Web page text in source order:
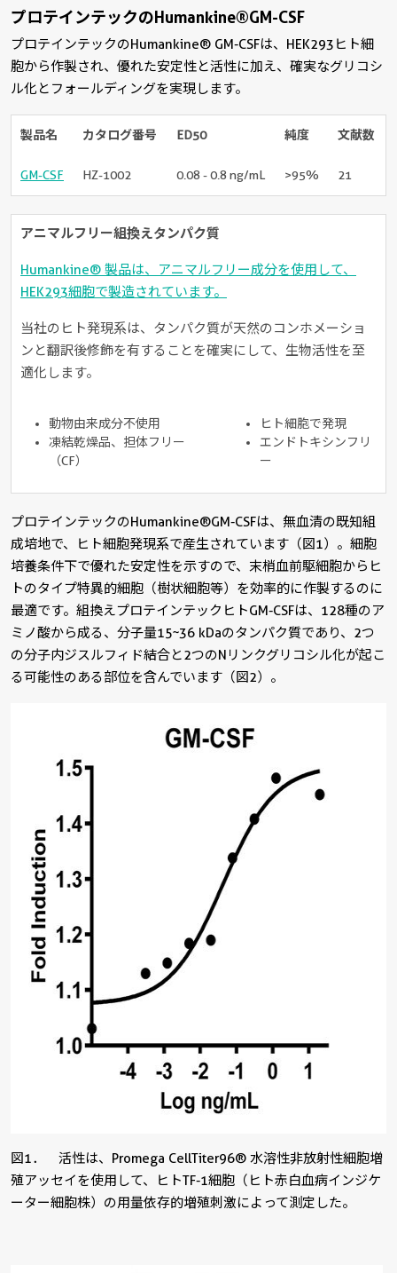
プロテインテックのHumankine®GM-CSF
プロテインテックのHumankine® GM-CSFは、HEK293ヒト細
胞から作製され、優れた安定性と活性に加え、確実なグリコシ
ル化とフォールディングを実現します。
製品名 カタログ番号 ED50 純度 文献数
GM-CSF HZ-1002 0.08 - 0.8 ng/mL >95% 21
アニマルフリー組換えタンパク質
Humankine® 製品は、アニマルフリー成分を使用して、
HEK293細胞で製造されています。
当社のヒト発現系は、タンパク質が天然のコンホメーショ
ンと翻訳後修飾を有することを確実にして、生物活性を至
適化します。
動物由来成分不使用
凍結乾燥品、担体フリー
（CF）
ヒト細胞で発現
エンドトキシンフリ
ー
プロテインテックのHumankine®GM-CSFは、無血清の既知組
成培地で、ヒト細胞発現系で産生されています（図1）。細胞
培養条件下で優れた安定性を示すので、末梢血前駆細胞からヒ
トのタイプ特異的細胞（樹状細胞等）を効率的に作製するのに
最適です。組換えプロテインテックヒトGM-CSFは、128種のア
ミノ酸から成る、分子量15~36 kDaのタンパク質であり、2つ
の分子内ジスルフィド結合と2つのNリンクグリコシル化が起こ
る可能性のある部位を含んでいます（図2）。
図1． 活性は、Promega CellTiter96® 水溶性非放射性細胞増
殖アッセイを使用して、ヒトTF-1細胞（ヒト赤白血病インジケ
ーター細胞株）の用量依存的増殖刺激によって測定した。